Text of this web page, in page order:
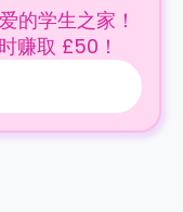
的学生之家！
赚取 £50！